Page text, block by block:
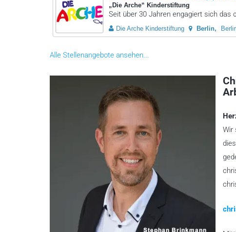
„Die Arche“ Kinderstiftung
Seit über 30 Jahren engagiert sich das
Die Arche Kinderstiftung Berlin
Alle Stellenangebote ansehen...
Wir